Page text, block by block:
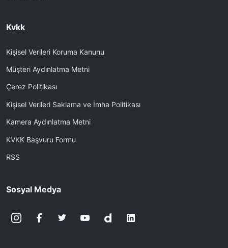
Kvkk
Kişisel Verileri Koruma Kanunu
Müşteri Aydınlatma Metni
Çerez Politikası
Kişisel Verileri Saklama ve İmha Politikası
Kamera Aydınlatma Metni
KVKK Başvuru Formu
RSS
Sosyal Medya